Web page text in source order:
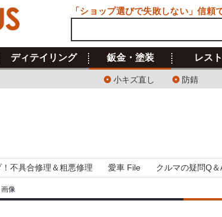
ディテイリング 鈑金・塗装
小キズ直し 防錆
レス
！不具合修理＆粗悪修理 愛車 File クルマの疑問Q＆
像
「ショップ選びで失敗しない」信頼